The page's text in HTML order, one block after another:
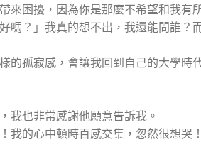
來困擾，因為你是那麼不希望和我有
嗎？」我真的想不出，我還能問誰？
的孤寂感，會讓我回到自己的大學時
我也非常感謝他願意告訴我。
我的心中頓時百感交集，忽然很想哭！